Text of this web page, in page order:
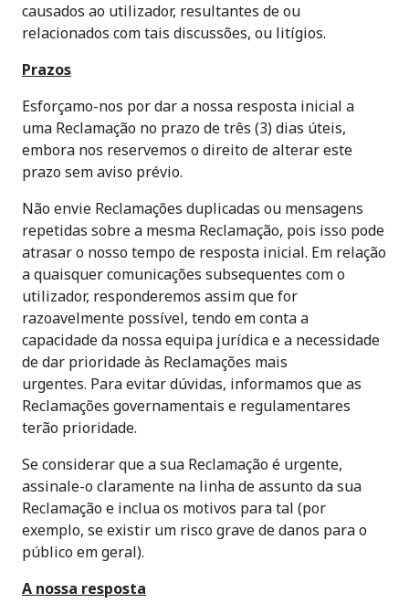
causados ao utilizador, resultantes de ou
relacionados com tais discussões, ou litígios.
Prazos
Esforçamo-nos por dar a nossa resposta inicial a
uma Reclamação no prazo de três (3) dias úteis,
embora nos reservemos o direito de alterar este
prazo sem aviso prévio.
Não envie Reclamações duplicadas ou mensagens
repetidas sobre a mesma Reclamação, pois isso pode
atrasar o nosso tempo de resposta inicial. Em relação
a quaisquer comunicações subsequentes com o
utilizador, responderemos assim que for
razoavelmente possível, tendo em conta a
capacidade da nossa equipa jurídica e a necessidade
de dar prioridade às Reclamações mais
urgentes. Para evitar dúvidas, informamos que as
Reclamações governamentais e regulamentares
terão prioridade.
Se considerar que a sua Reclamação é urgente,
assinale-o claramente na linha de assunto da sua
Reclamação e inclua os motivos para tal (por
exemplo, se existir um risco grave de danos para o
público em geral).
A nossa resposta